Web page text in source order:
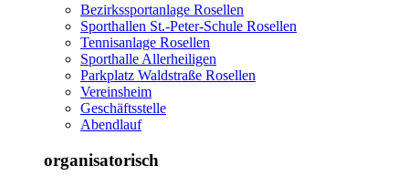
Bezirkssportanlage Rosellen
Sporthallen St.-Peter-Schule Rosellen
Tennisanlage Rosellen
Sporthalle Allerheiligen
Parkplatz Waldstraße Rosellen
Vereinsheim
Geschäftsstelle
Abendlauf
organisatorisch